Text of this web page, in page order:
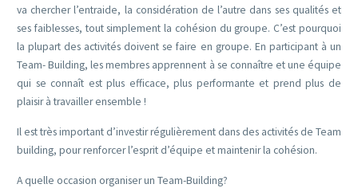
va chercher l’entraide, la considération de l’autre dans ses qualités et
ses faiblesses, tout simplement la cohésion du groupe. C’est pourquoi
la plupart des activités doivent se faire en groupe. En participant à un
Team- Building, les membres apprennent à se connaître et une équipe
qui se connaît est plus efficace, plus performante et prend plus de
plaisir à travailler ensemble !
Il est très important d’investir régulièrement dans des activités de Team
building, pour renforcer l’esprit d’équipe et maintenir la cohésion.
A quelle occasion organiser un Team-Building?